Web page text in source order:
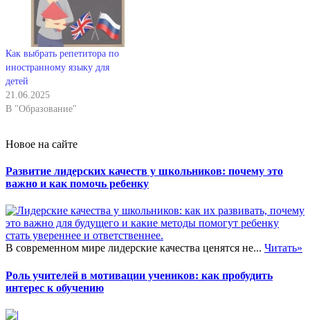
Как выбрать репетитора по
иностранному языку для
детей
21.06.2025
В "Образование"
Новое на сайте
Развитие лидерских качеств у школьников: почему это
важно и как помочь ребенку
В современном мире лидерские качества ценятся не... Читать»
Роль учителей в мотивации учеников: как пробудить
интерес к обучению